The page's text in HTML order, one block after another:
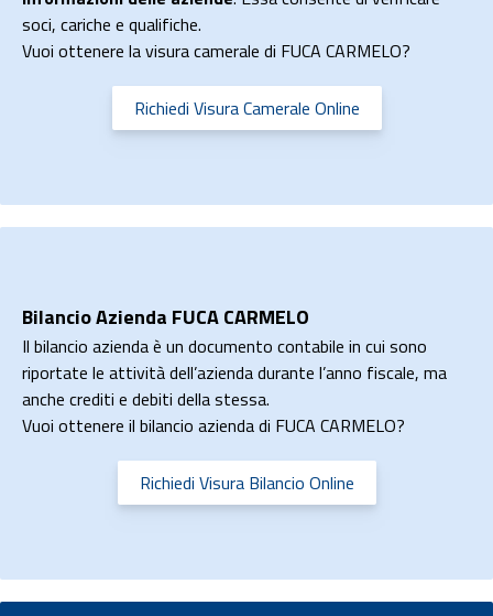
soci, cariche e qualifiche.
Vuoi ottenere la visura camerale di FUCA CARMELO?
Richiedi Visura Camerale Online
Bilancio Azienda FUCA CARMELO
Il bilancio azienda è un documento contabile in cui sono
riportate le attività dell’azienda durante l’anno fiscale, ma
anche crediti e debiti della stessa.
Vuoi ottenere il bilancio azienda di FUCA CARMELO?
Richiedi Visura Bilancio Online